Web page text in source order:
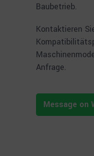
Baubetrieb.
Kontaktieren
Anfrage.
Message on